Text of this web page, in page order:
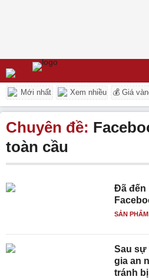
Mới nhất Xem nhiều 💰 Giá
Chuyên đề:
toàn cầu
Đã đến
SẢN PHẨM
Sau sự
gia an
tránh